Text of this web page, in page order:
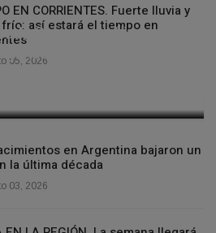
EN CORRIENTES. Fuerte lluvia y
así estará el tiempo en
05, 2026
Correntina hizo
del premio
en Argentina bajaron un
la última década
03, 2026